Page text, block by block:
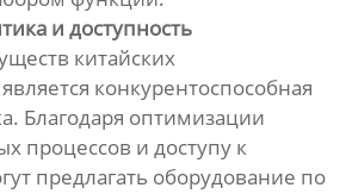
и доступность
китайских
конкурентоспособная
Благодаря оптимизации
процессов и доступу к
предлагать оборудование по